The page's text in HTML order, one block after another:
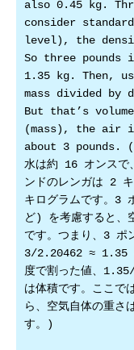
also 0.45 kg.
consider
level), the
So three
1.35 kg. Then,
mass divided by
But that’s
(mass), the air
about 3 pounds. (
水は約 16 オンスで
ンドのレンガは 2
キログラムです。3
ど) を考慮すると、
です。つまり、3 ポ
3/2.20462 ≈ 1.35
度で割った値、
は体積です。ここ
ら、空気自体の重
す。)